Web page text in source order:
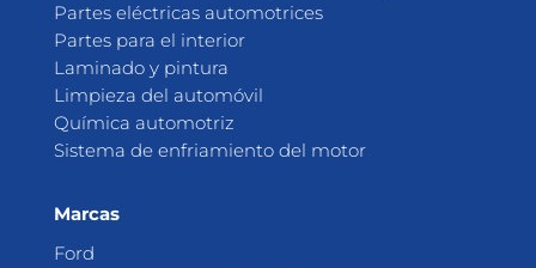
Partes eléctricas automotrices
Partes para el interior
Laminado y pintura
Limpieza del automóvil
Química automotriz
Sistema de enfriamiento del motor
Marcas
Ford